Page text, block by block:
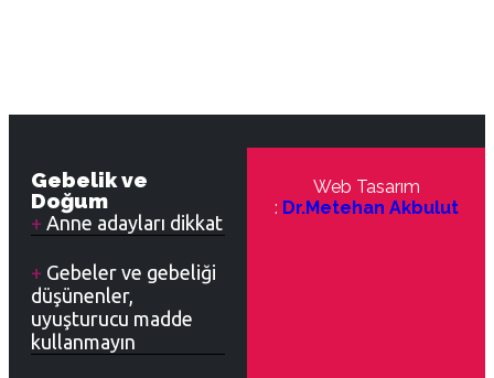
Gebelik ve
Doğum
Anne adayları dikkat
Gebeler ve gebeliği
düşünenler,
uyuşturucu madde
kullanmayın
Web Tasarım
: Dr.Metehan Akbulut